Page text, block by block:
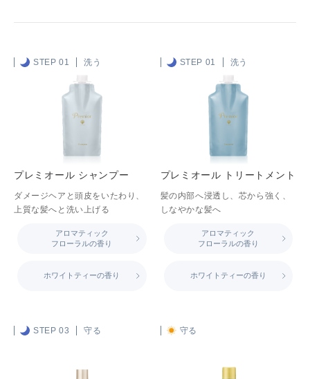
STEP 01 洗う
プレミオール シャンプー
ダメージヘアと頭皮をいたわり、
上質な髪へと洗い上げる
アロマティック
フローラルの香り
ホワイトティーの香り
STEP 01 洗う
プレミオール トリートメント
髪の内部へ浸透し、芯から強く、
しなやかな髪へ
アロマティック
フローラルの香り
ホワイトティーの香り
STEP 03 守る 守る